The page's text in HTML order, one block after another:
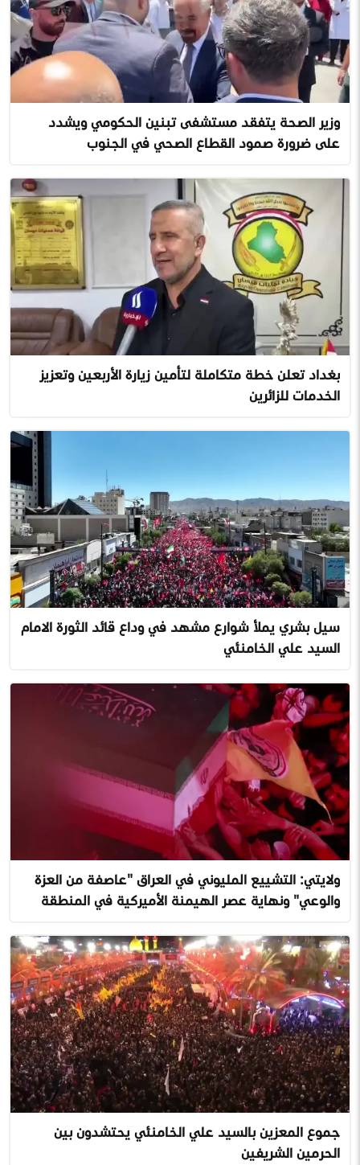
وزير الصحة يتفقد مستشفى تبنين الحكومي ويشدد
على ضرورة صمود القطاع الصحي في الجنوب
بغداد تعلن خطة متكاملة لتأمين زيارة الأربعين وتعزيز
الخدمات للزائرين
سيل بشري يملأ شوارع مشهد في وداع قائد الثورة الامام
السيد علي الخامنئي
ولايتي: التشييع المليوني في العراق "عاصفة من العزة
والوعي" ونهاية عصر الهيمنة الأميركية في المنطقة
جموع المعزين بالسيد علي الخامنئي يحتشدون بين
الحرمين الشريفين